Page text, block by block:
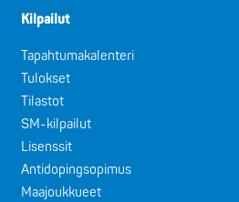
Kilpailut
Tapahtumakalenteri
Tulokset
Tilastot
SM-kilpailut
Lisenssit
Antidopingsopimus
Maajoukkueet